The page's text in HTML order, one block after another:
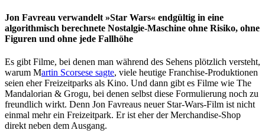
Jon Favreau verwandelt »Star Wars« endgültig in eine
algorithmisch berechnete Nostalgie-Maschine ohne Risiko, ohne
Figuren und ohne jede Fallhöhe
Es gibt Filme, bei denen man während des Sehens plötzlich versteht,
warum Martin Scorsese sagte, viele heutige Franchise-Produk­tionen
seien eher Frei­zeit­parks als Kino. Und dann gibt es Filme wie The
Mandalo­rian & Grogu, bei denen selbst diese Formu­lie­rung noch zu
freund­lich wirkt. Denn Jon Favreaus neuer Star-Wars-Film ist nicht
einmal mehr ein Frei­zeit­park. Er ist eher der Merchan­dise-Shop
direkt neben dem Ausgang.